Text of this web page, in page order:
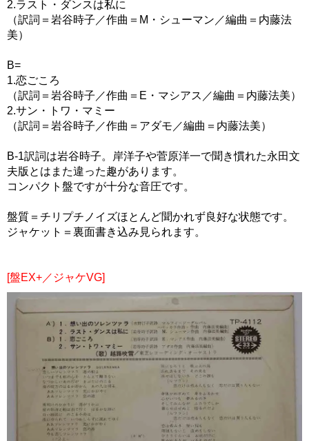
2.ラスト・ダンスは私に
（訳詞＝岩谷時子／作曲＝M・シューマン／編曲＝内藤法
美）
B=
1.恋ごころ
（訳詞＝岩谷時子／作曲＝E・マシアス／編曲＝内藤法美）
2.サン・トワ・マミー
（訳詞＝岩谷時子／作曲＝アダモ／編曲＝内藤法美）
B-1訳詞は岩谷時子。岸洋子や菅原洋一で聞き慣れた永田文
夫版とはまた違った趣があります。
コンパクト盤ですが十分な音圧です。
盤質＝チリプチノイズほとんど聞かれず良好な状態です。
ジャケット＝裏面書き込み見られます。
[盤EX+／ジャケVG]